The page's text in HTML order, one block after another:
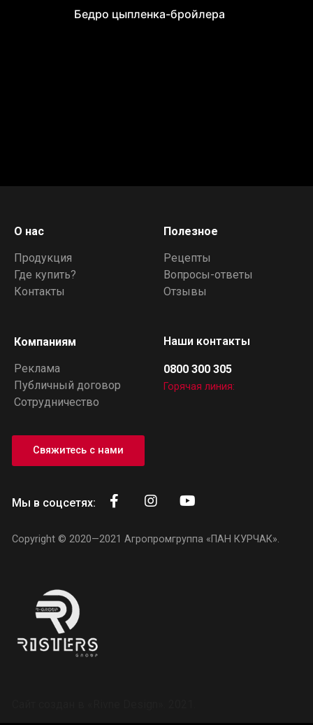
Голень цыпленка-бройлера
О нас
Продукция
Где купить?
Контакты
Полезное
Рецепты
Вопросы-ответы
Отзывы
Компаниям
Реклама
Публичный договор
Сотрудничество
Наши контакты
0800 300 305
Горячая линия:
Copyright © 2020—2021 Агропромгруппа «ПАН КУРЧАК»
Мы в соцсетях:
Свяжитесь с нами